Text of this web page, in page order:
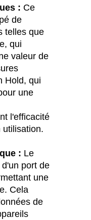
: Ce
de
telles que
qui
valeur de
Hold, qui
une
l'efficacité
utilisation.
: Le
port de
une
Cela
de